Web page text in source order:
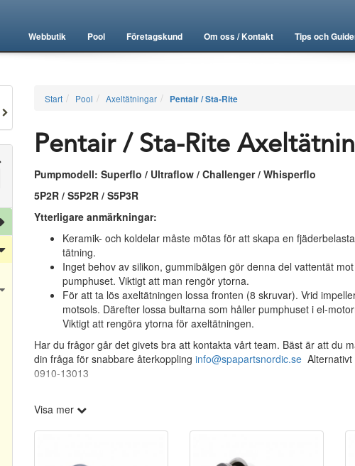
Webbutik Pool Företagskund Om oss / Kontakt Tips och
Start Pool Axeltätningar Pentair / Sta-Rite
Pentair / Sta-Rite
Pumpmodell: Superflo / Ultraflow / Challenger / Whisperflo
5P2R / S5P2R / S5P3R
Ytterligare anmärkningar:
Keramik- och koldelar måste mötas för att skapa en
tätning.
Inget behov av silikon, gummibälgen gör denna del vattentät mot
pumphuset. Viktigt att man rengör ytorna.
För att ta lös axeltätningen lossa fronten (8 skruvar). Vrid
motsols. Därefter lossa bultarna som håller pumphuset i el-
Viktigt att rengöra ytorna för axeltätningen.
Har du frågor går det givets bra att kontakta vårt team. Bäst är att du
din fråga för snabbare återkoppling info@spapartsnordic.seAlternativt
0910-13013
Visa mer